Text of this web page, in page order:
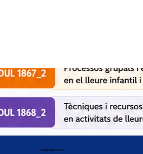
Accedir ràpidament